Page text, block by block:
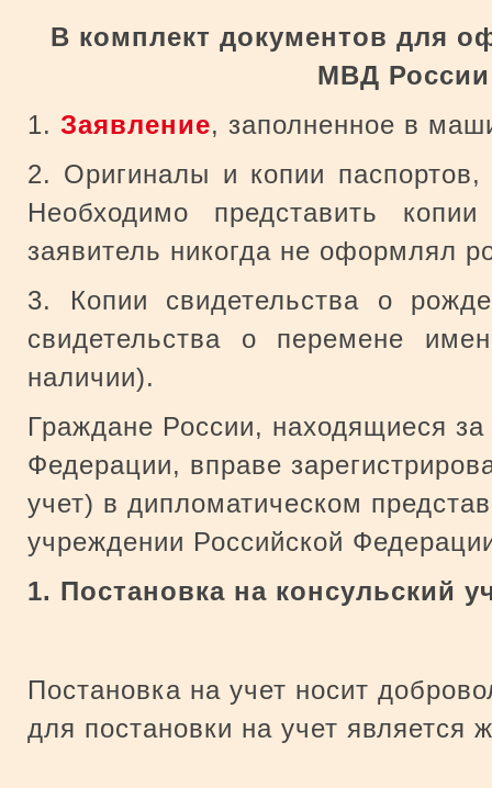
В комплект документов для
МВД России
1. Заявление, заполненное в
2. Оригиналы и копии паспортов,
Необходимо представить
заявитель никогда не оформлял
3. Копии свидетельства о
свидетельства о перемене
наличии).
Граждане России, находящиеся
Федерации, вправе
учет) в дипломатическом
учреждении Российской
1. Постановка на консульский
Постановка на учет носит
для постановки на учет является